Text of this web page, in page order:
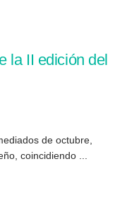
la II edición del
de octubre,
coincidiendo ...